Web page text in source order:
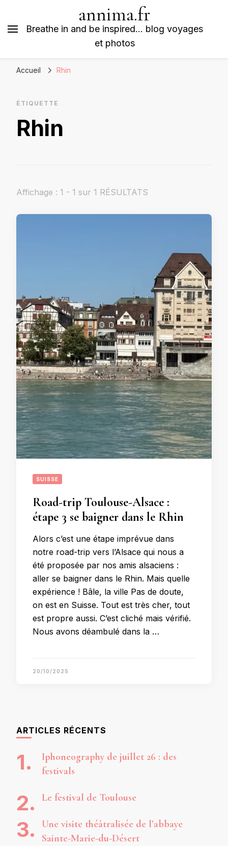
annima.fr
Breathe in and be inspired… blog voyages
et photos
Accueil Rhin
ÉTIQUETTE
Rhin
Affichage : 1 - 1 sur 1 RÉSULTATS
SUISSE
Road-trip Toulouse-Alsace :
étape 3 se baigner dans le Rhin
Alors c’est une étape imprévue dans
notre road-trip vers l’Alsace qui nous a
été proposée par nos amis alsaciens :
aller se baigner dans le Rhin. Mais quelle
expérience ! Bâle, la ville Pas de doute,
on est en Suisse. Tout est très cher, tout
est propre aussi. C’est cliché mais vérifié.
Nous avons déambulé dans la …
20/10/2025
ARTICLES RÉCENTS
Iphoneography de juillet 26 : des
festivals
Le festival de Toulouse
Une visite théâtralisée de l’abbaye
Sainte-Marie-du-Désert